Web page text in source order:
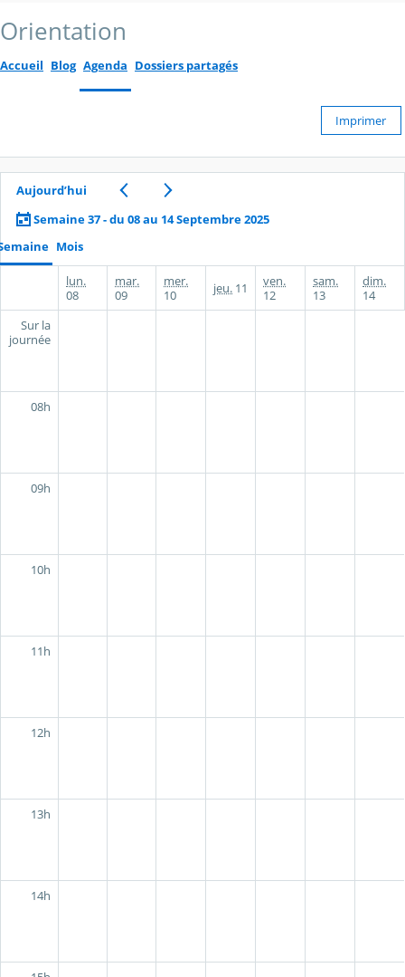
Orientation
Accueil Blog Agenda Dossiers partagés
Imprimer
Aujourd’hui
Semaine 37 - du 08 au 14 Septembre 2025
Mois
lun.
08
mar.
09
mer.
10
jeu. 11
ven.
12
sam.
13
dim.
14
Sur la
journée
08h
09h
10h
11h
12h
13h
14h